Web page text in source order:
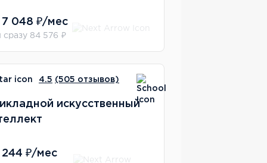
7 048 ₽/мес
сразу 84 576 ₽
4.5 (505 отзывов)
искусственный
244 ₽/мес